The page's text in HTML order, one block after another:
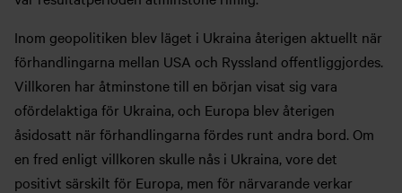
Inom geopolitiken blev läget i Ukraina återigen aktuellt när
förhandlingarna mellan USA och Ryssland offentliggjordes.
Villkoren har åtminstone till en början visat sig vara
ofördelaktiga för Ukraina, och Europa blev återigen
åsidosatt när förhandlingarna fördes runt andra bord. Om
en fred enligt villkoren skulle nås i Ukraina, vore det
positivt särskilt för Europa, men för närvarande verkar